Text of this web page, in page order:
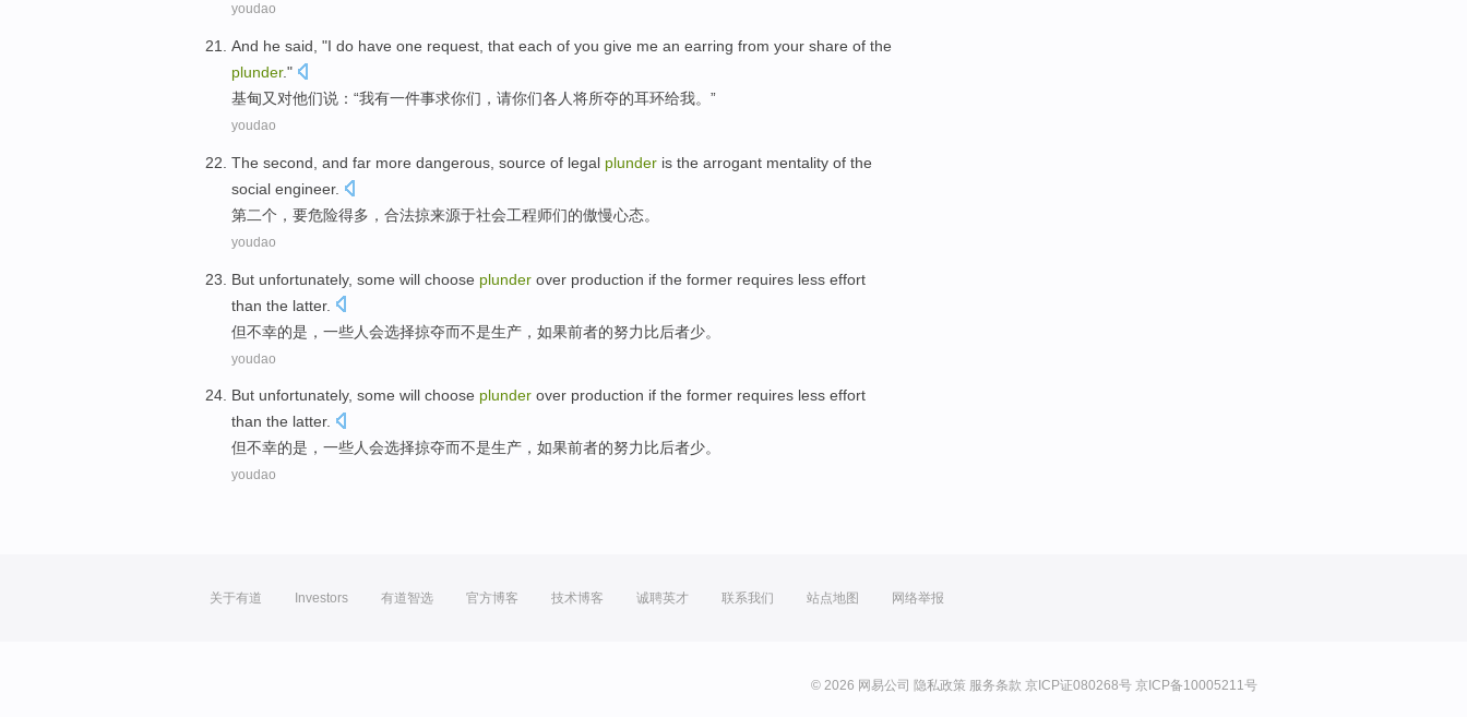
youdao
And he said , "I do have one request , that each of you give me an earring from your share of the
plunder."
基甸又 对他们说 ：“我有一件事求你们 ，请你们各人将所夺的耳环给我。”
youdao
The second , and far more dangerous , source of legal plunder is the arrogant mentality of the
social engineer.
第二个，要危险得多， 合法掠来源于社会工程师们的傲慢心态。
youdao
But unfortunately, some will choose plunder over production if the former requires less effort
than the latter.
但不幸的是， 一些人会选择掠夺而不是生产 ， 如果前者的努力比后者少。
youdao
But unfortunately, some will choose plunder over production if the former requires less effort
than the latter.
但不幸的是， 一些人会选择掠夺而不是生产 ， 如果前者的努力 比后者少。
youdao
关于有道 Investors 有道智选 官方博客 技术博客 诚聘英才 联系我们 站点地图 网络举报
© 2026 网易公司 隐私政策 服务条款 京ICP证080268号 京ICP备10005211号